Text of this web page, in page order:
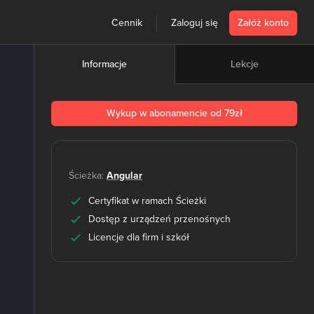
Cennik Zaloguj się Załóż konto
Informacje Lekcje
Wykup w abonamencie od 79zł
Ścieżka: Angular
Certyfikat w ramach Ścieżki
Dostęp z urządzeń przenośnych
Licencje dla firm i szkół